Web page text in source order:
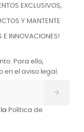
EXCLUSIVOS,
Y MANTENTE
E INNOVACIONES!
Para ello,
en el aviso legal.
la Política de